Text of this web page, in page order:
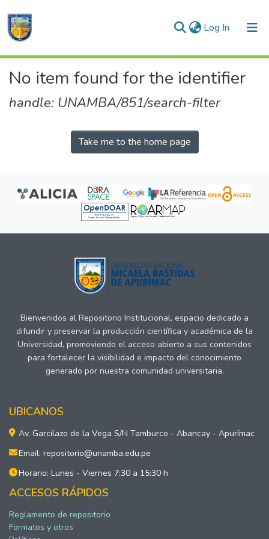
Log In (current)
Communities & Collections
No item found for the identifier
handle: UNAMBA/851/search-filter
Take me to the home page
Bienvenidos al Repositorio Institucional, espacio dedicado a
difundir y preservar la producción científica y académica de la
Universidad, promoviendo el acceso abierto a sus contenidos
para fortalecer la visibilidad e impacto del conocimiento
generado por nuestra comunidad universitaria.
UBICANOS
Av. Garcilazo de la Vega S/N Tamburco - Abancay - Apurímac
Email: repositorio@unamba.edu.pe
Horario: Lunes - Viernes 7:30 a 15:30 h
ACCESOS RÁPIDOS
Reglamento de repositorio
Formatos y otros